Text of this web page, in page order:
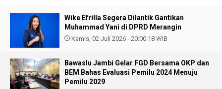
Wike Efrilla Segera Dilantik Gantikan
Muhammad Yani di DPRD Merangin
Kamis, 02 Juli 2026 - 20:00:18 WIB
Bawaslu Jambi Gelar FGD Bersama OKP dan
BEM Bahas Evaluasi Pemilu 2024 Menuju
Pemilu 2029